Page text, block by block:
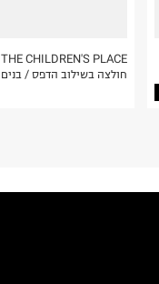
THE CHILDREN'S PLACE
חולצה בשילוב הדפס / בנים